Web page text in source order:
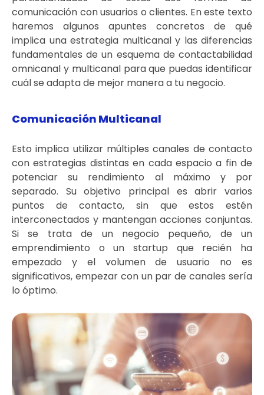
comunicación con usuarios o clientes. En este texto
haremos algunos apuntes concretos de qué
implica una estrategia multicanal y las diferencias
fundamentales de un esquema de contactabilidad
omnicanal y multicanal para que puedas identificar
cuál se adapta de mejor manera a tu negocio.
Comunicación Multicanal
Esto implica utilizar múltiples canales de contacto
con estrategias distintas en cada espacio a fin de
potenciar su rendimiento al máximo y por
separado. Su objetivo principal es abrir varios
puntos de contacto, sin que estos estén
interconectados y mantengan acciones conjuntas.
Si se trata de un negocio pequeño, de un
emprendimiento o un startup que recién ha
empezado y el volumen de usuario no es
significativos, empezar con un par de canales sería
lo óptimo.